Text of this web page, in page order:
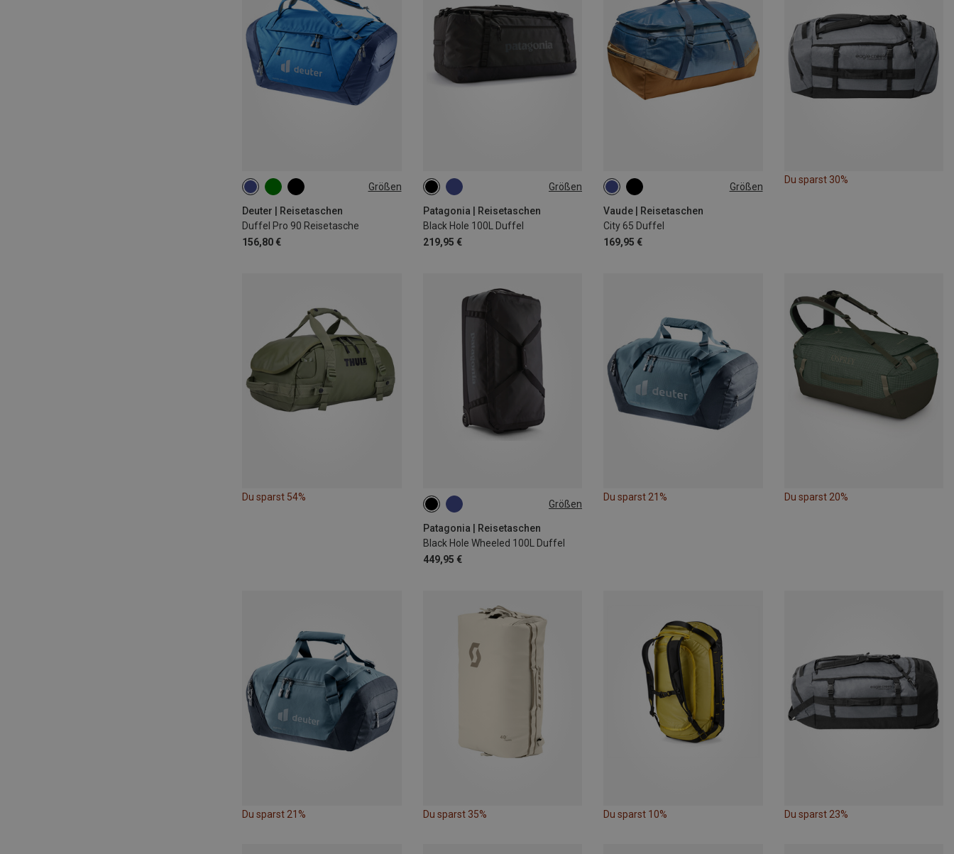
Größen
Deuter | Reisetaschen
Duffel Pro 90 Reisetasche
156,80 €
90L Größen
Patagonia | Reisetaschen
Black Hole 100L Duffel
219,95 €
100L Größen
Vaude | Reisetaschen
City 65 Duffel
169,95 €
65L
Du sparst 30%
Du sparst 54%
Größen
Patagonia | Reisetaschen
Black Hole Wheeled 100L Duffel
449,95 €
100L
Du sparst 21% Du sparst 20%
Du sparst 21% Du sparst 35% Du sparst 10% Du sparst 23%